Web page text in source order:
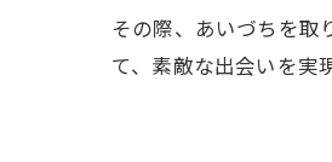
その際、あいづちを取
て、素敵な出会いを実